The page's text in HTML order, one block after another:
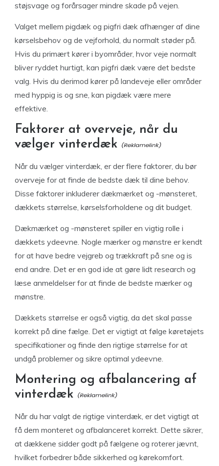
støjsvage og forårsager mindre skade på vejen.
Valget mellem pigdæk og pigfri dæk afhænger af dine
kørselsbehov og de vejforhold, du normalt støder på.
Hvis du primært kører i byområder, hvor veje normalt
bliver ryddet hurtigt, kan pigfri dæk være det bedste
valg. Hvis du derimod kører på landeveje eller områder
med hyppig is og sne, kan pigdæk være mere
effektive.
Faktorer at overveje, når du
vælger vinterdæk
Når du vælger vinterdæk, er der flere faktorer, du bør
overveje for at finde de bedste dæk til dine behov.
Disse faktorer inkluderer dækmærket og -mønsteret,
dækkets størrelse, kørselsforholdene og dit budget.
Dækmærket og -mønsteret spiller en vigtig rolle i
dækkets ydeevne. Nogle mærker og mønstre er kendt
for at have bedre vejgreb og trækkraft på sne og is
end andre. Det er en god ide at gøre lidt research og
læse anmeldelser for at finde de bedste mærker og
mønstre.
Dækkets størrelse er også vigtig, da det skal passe
korrekt på dine fælge. Det er vigtigt at følge køretøjets
specifikationer og finde den rigtige størrelse for at
undgå problemer og sikre optimal ydeevne.
Montering og afbalancering af
vinterdæk
Når du har valgt de rigtige vinterdæk, er det vigtigt at
få dem monteret og afbalanceret korrekt. Dette sikrer,
at dækkene sidder godt på fælgene og roterer jævnt,
hvilket forbedrer både sikkerhed og kørekomfort.